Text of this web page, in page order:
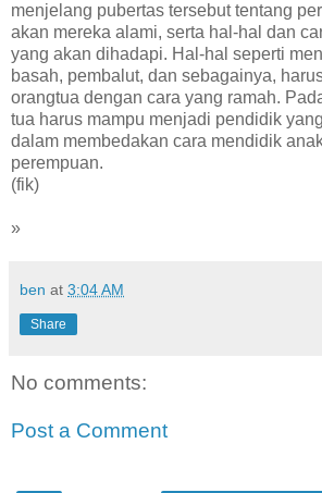
menjelang pubertas tersebut tentang
akan mereka alami, serta hal-hal dan
yang akan dihadapi. Hal-hal seperti
basah, pembalut, dan sebagainya,
orangtua dengan cara yang ramah.
tua harus mampu menjadi pendidik
dalam membedakan cara mendidik
perempuan.
(fik)
»
ben at 3:04 AM
Share
No comments:
Post a Comment